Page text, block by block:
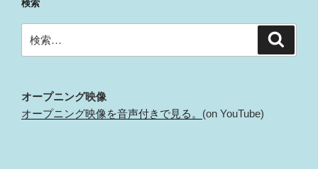
検索
索:
オープニング映像
オープニング映像を音声付きで見る。 (on YouTube)